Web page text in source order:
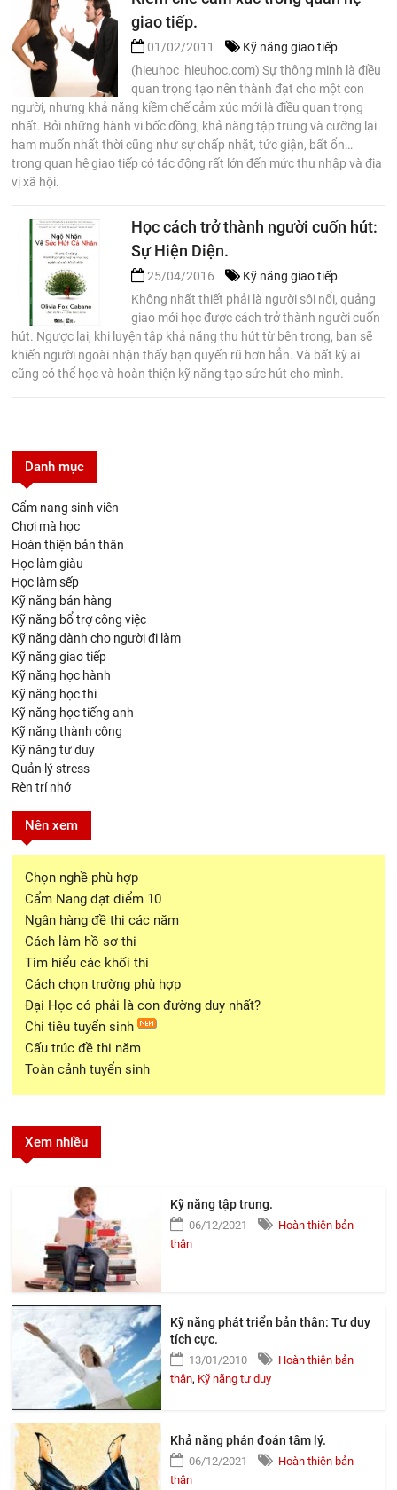
giao tiếp.
01/02/2011
Kỹ năng giao tiếp
(hieuhoc_hieuhoc.com) Sự thông minh là điều
quan trọng tạo nên thành đạt cho một con
người, nhưng khả năng kiềm chế cảm xúc mới là điều quan trọng
nhất. Bởi những hành vi bốc đồng, khả năng tập trung và cưỡng lại
ham muốn nhất thời cũng như sự chấp nhặt, tức giận, bất ổn…
trong quan hệ giao tiếp có tác động rất lớn đến mức thu nhập và địa
vị xã hội.
Học cách trở thành người cuốn hút:
Sự Hiện Diện.
25/04/2016
Kỹ năng giao tiếp
Không nhất thiết phải là người sôi nổi, quảng
giao mới học được cách trở thành người cuốn
hút. Ngược lại, khi luyện tập khả năng thu hút từ bên trong, bạn sẽ
khiến người ngoài nhận thấy bạn quyến rũ hơn hẳn. Và bất kỳ ai
cũng có thể học và hoàn thiện kỹ năng tạo sức hút cho mình.
Danh mục
Cẩm nang sinh viên
Chơi mà học
Hoàn thiện bản thân
Học làm giàu
Học làm sếp
Kỹ năng bán hàng
Kỹ năng bổ trợ công việc
Kỹ năng dành cho người đi làm
Kỹ năng giao tiếp
Kỹ năng học hành
Kỹ năng học thi
Kỹ năng học tiếng anh
Kỹ năng thành công
Kỹ năng tư duy
Quản lý stress
Rèn trí nhớ
Nên xem
Chọn nghề phù hợp
Cẩm Nang đạt điểm 10
Ngân hàng đề thi các năm
Cách làm hồ sơ thi
Tìm hiểu các khối thi
Cách chọn trường phù hợp
Đại Học có phải là con đường duy nhất?
Chi tiêu tuyển sinh
Cấu trúc đề thi năm
Toàn cảnh tuyển sinh
Xem nhiều
Kỹ năng tập trung.
06/12/2021
Hoàn thiện bản
thân
Kỹ năng phát triển bản thân: Tư duy
tích cực.
13/01/2010
Hoàn thiện bản
thân, Kỹ năng tư duy
Khả năng phán đoán tâm lý.
06/12/2021
Hoàn thiện bản
thân